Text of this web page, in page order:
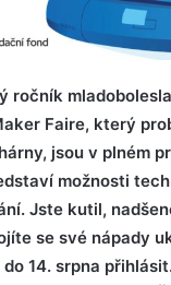
ročník
Faire, který
jsou v plném
možnosti
Jste kutil,
se své nápady
14. srpna